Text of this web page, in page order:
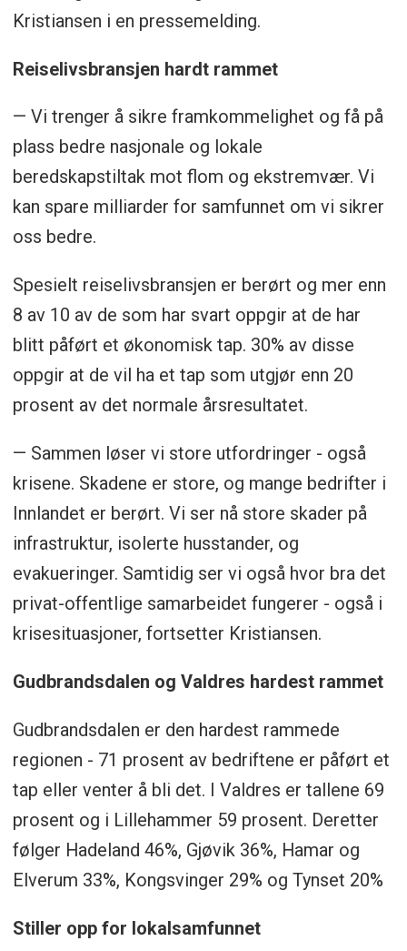
Kristiansen i en pressemelding.
Reiselivsbransjen hardt rammet
— Vi trenger å sikre framkommelighet og få på
plass bedre nasjonale og lokale
beredskapstiltak mot flom og ekstremvær. Vi
kan spare milliarder for samfunnet om vi sikrer
oss bedre.
Spesielt reiselivsbransjen er berørt og mer enn
8 av 10 av de som har svart oppgir at de har
blitt påført et økonomisk tap. 30% av disse
oppgir at de vil ha et tap som utgjør enn 20
prosent av det normale årsresultatet.
— Sammen løser vi store utfordringer - også
krisene. Skadene er store, og mange bedrifter i
Innlandet er berørt. Vi ser nå store skader på
infrastruktur, isolerte husstander, og
evakueringer. Samtidig ser vi også hvor bra det
privat-offentlige samarbeidet fungerer - også i
krisesituasjoner, fortsetter Kristiansen.
Gudbrandsdalen og Valdres hardest rammet
Gudbrandsdalen er den hardest rammede
regionen - 71 prosent av bedriftene er påført et
tap eller venter å bli det. I Valdres er tallene 69
prosent og i Lillehammer 59 prosent. Deretter
følger Hadeland 46%, Gjøvik 36%, Hamar og
Elverum 33%, Kongsvinger 29% og Tynset 20%
Stiller opp for lokalsamfunnet